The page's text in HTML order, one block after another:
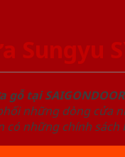
Sungyu
gỗ tại SAIGONDOOR
những dòng cửa
có những chính sách